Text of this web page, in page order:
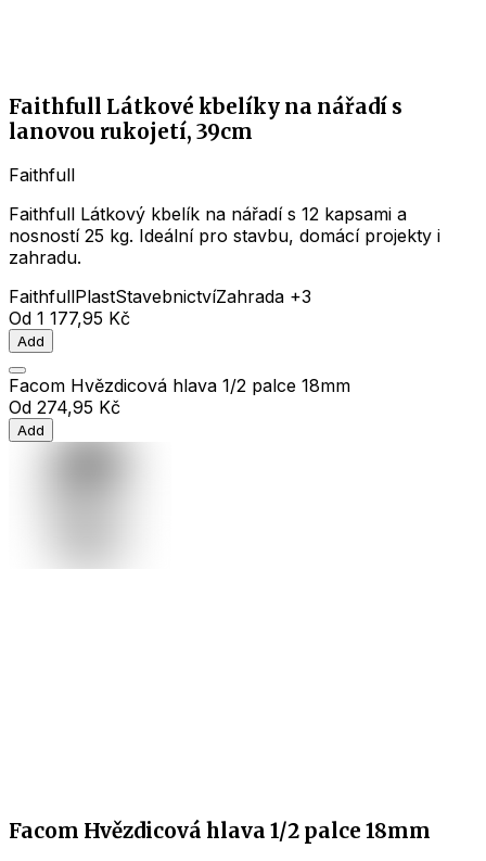
Faithfull Látkové kbelíky na nářadí s
lanovou rukojetí, 39cm
Faithfull
Faithfull Látkový kbelík na nářadí s 12 kapsami a
nosností 25 kg. Ideální pro stavbu, domácí projekty i
zahradu.
FaithfullPlastStavebnictvíZahrada +3
Od 1 177,95 Kč
Add
Facom Hvězdicová hlava 1/2 palce 18mm
Od 274,95 Kč
Add
Facom Hvězdicová hlava 1/2 palce 18mm